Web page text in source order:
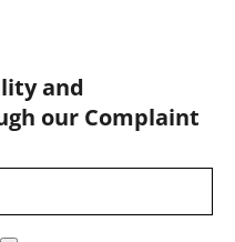
and
our Complaint